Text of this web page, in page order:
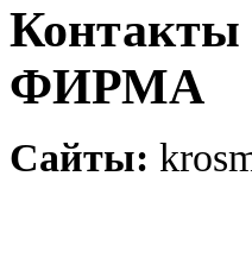
ФИРМА
Сайты: